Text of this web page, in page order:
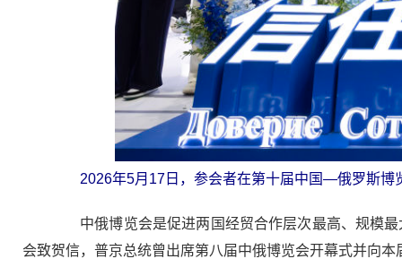
2026年5月17日，参会者在第十届中国—俄罗斯博
中俄博览会是促进两国经贸合作层次最高、规模最
会致贺信，普京总统曾出席第八届中俄博览会开幕式并向本